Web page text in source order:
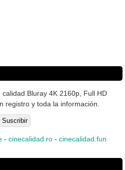
Bluray 4K 2160p, Full HD
registro y toda la información.
- cinecalidad.ro - cinecalidad.fun